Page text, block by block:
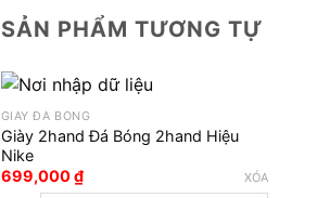
SẢN PHẨM TƯƠNG TỰ
GIÀY ĐÁ BÓNG
Giày 2hand Đá Bóng 2hand Hiệu
Nike
699,000₫ XÓA